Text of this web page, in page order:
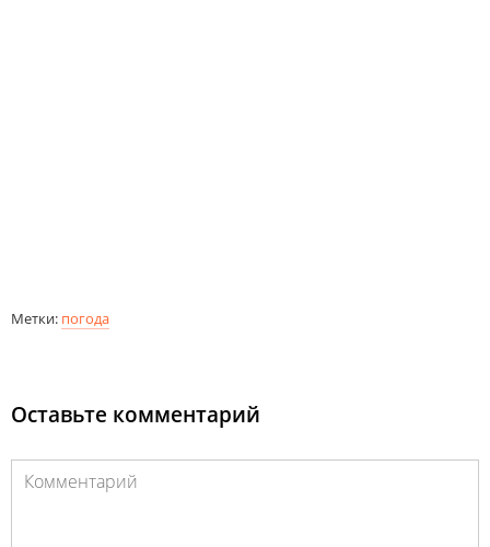
Метки: погода
Оставьте комментарий